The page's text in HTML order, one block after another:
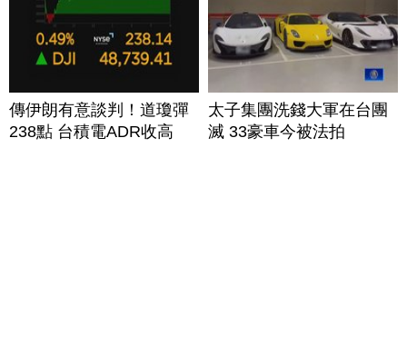
傳伊朗有意談判！道瓊彈
238點 台積電ADR收高
太子集團洗錢大軍在台團
滅 33豪車今被法拍